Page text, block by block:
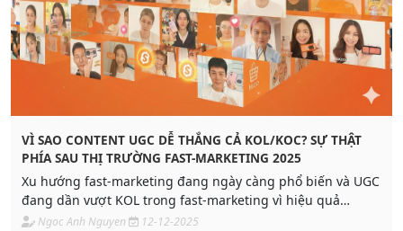
VÌ SAO CONTENT UGC DỄ THẮNG CẢ KOL/KOC? SỰ THẬT
PHÍA SAU THỊ TRƯỜNG FAST-MARKETING 2025
Xu hướng fast-marketing đang ngày càng phổ biến và UGC
đang dần vượt KOL trong fast-marketing vì hiệu quả
chuyển đổi và chi phí tối ưu. Định hướng nào cho Branding
Ngoc Anh Nguyen 12-12-2025